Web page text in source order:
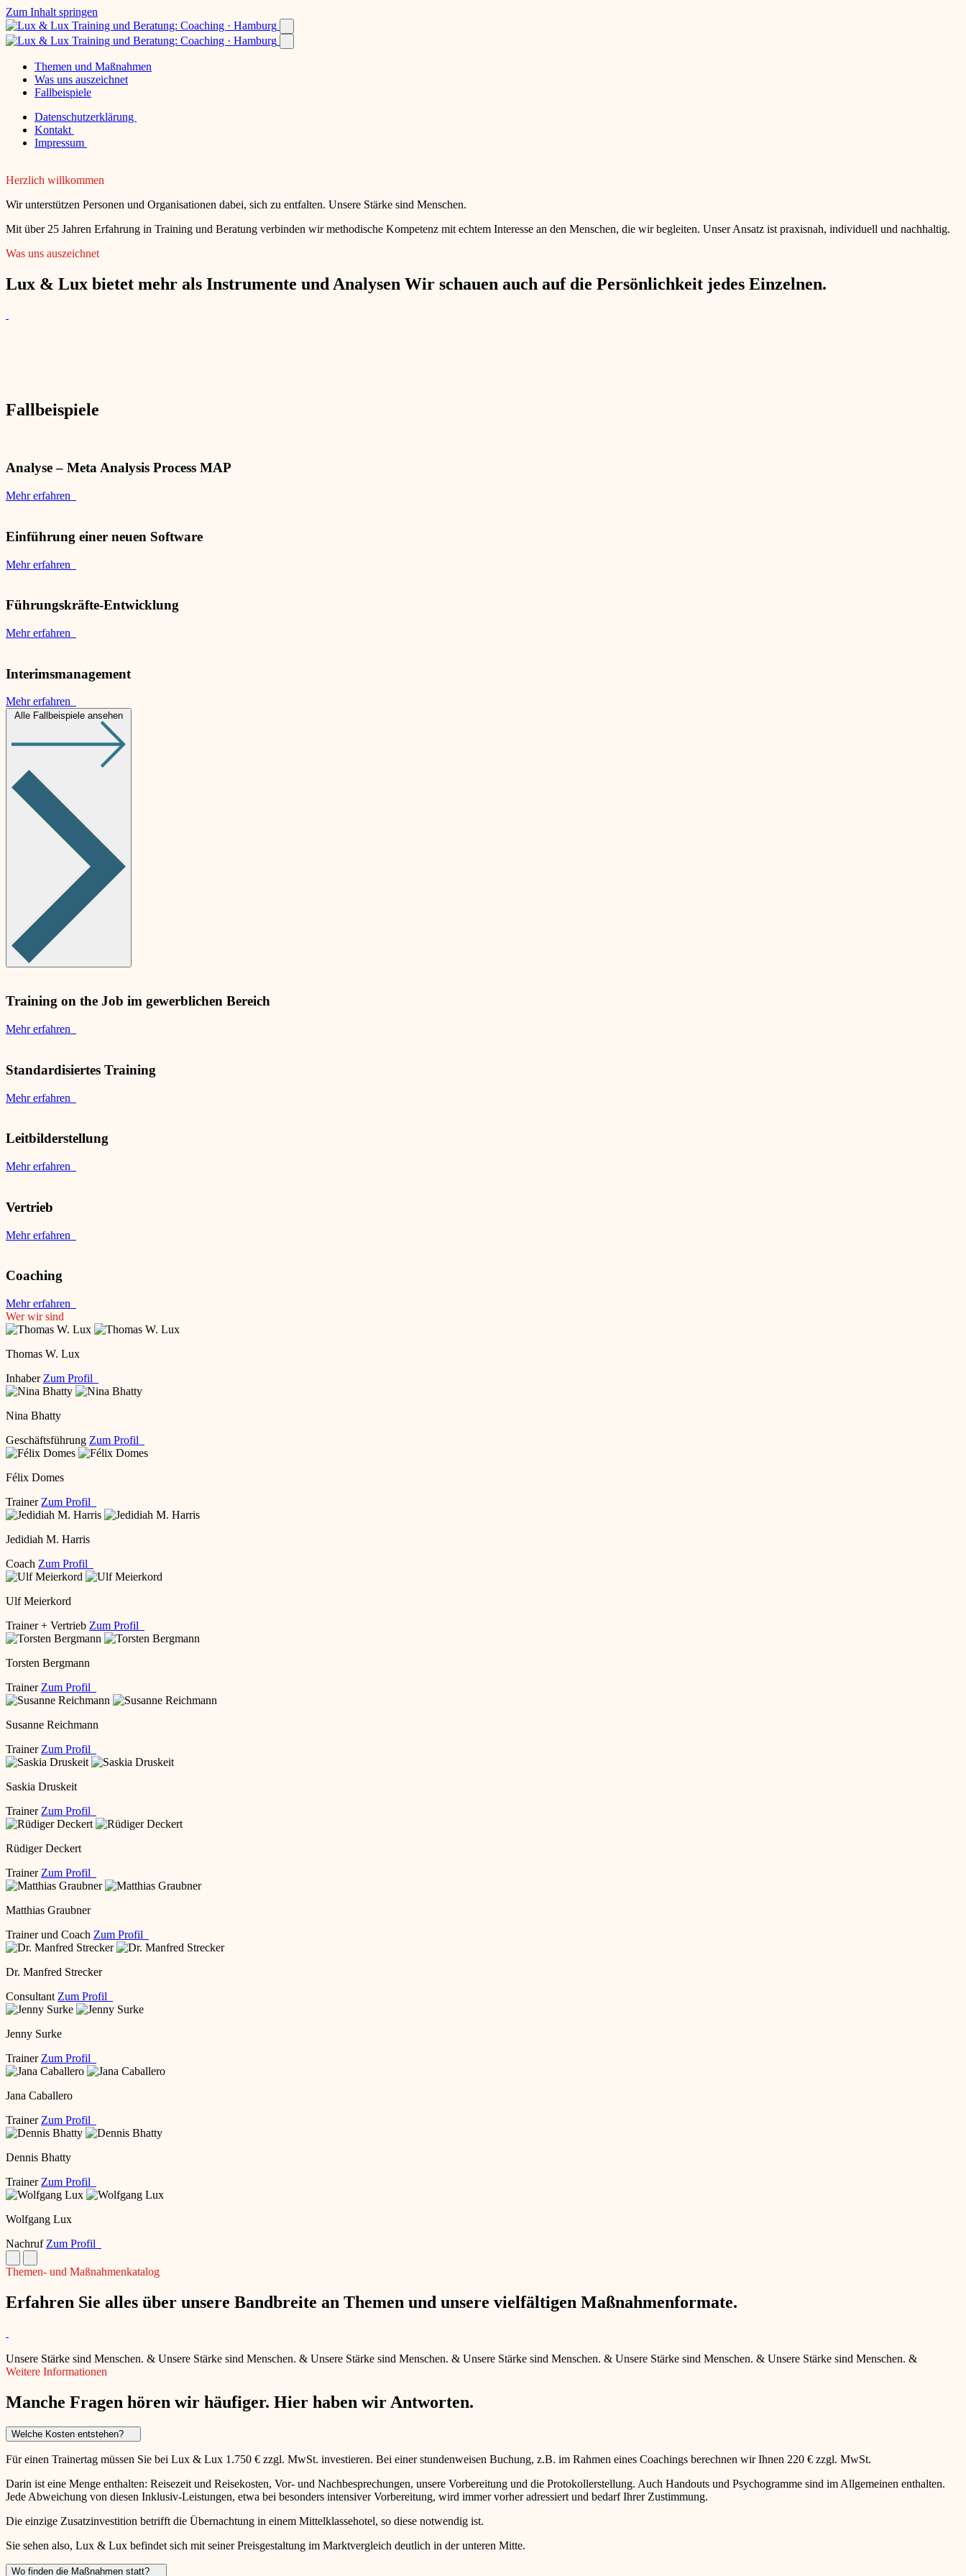
Zum Inhalt springen
Themen und Maßnahmen
Was uns auszeichnet
Fallbeispiele
Datenschutzerklärung
Kontakt
Impressum
Herzlich willkommen
Wir unterstützen Personen und Organisationen dabei, sich zu entfalten. Unsere Stärke sind Menschen.
Mit über 25 Jahren Erfahrung in Training und Beratung verbinden wir methodische Kompetenz mit echtem Interesse an den Menschen, die wir begleiten. Unser Ansatz ist praxisnah, individuell und nachhaltig.
Was uns auszeichnet
Lux & Lux bietet mehr als Instrumente und Analysen Wir schauen auch auf die Persönlichkeit jedes Einzelnen.
Fallbeispiele
Analyse – Meta Analysis Process MAP
Mehr erfahren
Einführung einer neuen Software
Mehr erfahren
Führungskräfte-Entwicklung
Mehr erfahren
Interimsmanagement
Mehr erfahren
Alle Fallbeispiele ansehen
Training on the Job im gewerblichen Bereich
Mehr erfahren
Standardisiertes Training
Mehr erfahren
Leitbilderstellung
Mehr erfahren
Vertrieb
Mehr erfahren
Coaching
Mehr erfahren
Wer wir sind
Thomas W. Lux
Inhaber Zum Profil
Nina Bhatty
Geschäftsführung Zum Profil
Félix Domes
Trainer Zum Profil
Jedidiah M. Harris
Coach Zum Profil
Ulf Meierkord
Trainer + Vertrieb Zum Profil
Torsten Bergmann
Trainer Zum Profil
Susanne Reichmann
Trainer Zum Profil
Saskia Druskeit
Trainer Zum Profil
Rüdiger Deckert
Trainer Zum Profil
Matthias Graubner
Trainer und Coach Zum Profil
Dr. Manfred Strecker
Consultant Zum Profil
Jenny Surke
Trainer Zum Profil
Jana Caballero
Trainer Zum Profil
Dennis Bhatty
Trainer Zum Profil
Wolfgang Lux
Nachruf Zum Profil
Themen- und Maßnahmenkatalog
Erfahren Sie alles über unsere Bandbreite an Themen und unsere vielfältigen Maßnahmenformate.
Unsere Stärke sind Menschen. & Unsere Stärke sind Menschen. & Unsere Stärke sind Menschen. & Unsere Stärke sind Menschen. & Unsere Stärke sind Menschen. & Unsere Stärke sind Menschen. &
Weitere Informationen
Manche Fragen hören wir häufiger. Hier haben wir Antworten.
Welche Kosten entstehen?
Für einen Trainertag müssen Sie bei Lux & Lux 1.750 € zzgl. MwSt. investieren. Bei einer stundenweisen Buchung, z.B. im Rahmen eines Coachings berechnen wir Ihnen 220 € zzgl. MwSt.
Darin ist eine Menge enthalten: Reisezeit und Reisekosten, Vor- und Nachbesprechungen, unsere Vorbereitung und die Protokollerstellung. Auch Handouts und Psychogramme sind im Allgemeinen enthalten.
Jede Abweichung von diesen Inklusiv-Leistungen, etwa bei besonders intensiver Vorbereitung, wird immer vorher adressiert und bedarf Ihrer Zustimmung.
Die einzige Zusatzinvestition betrifft die Übernachtung in einem Mittelklassehotel, so diese notwendig ist.
Sie sehen also, Lux & Lux befindet sich mit seiner Preisgestaltung im Marktvergleich deutlich in der unteren Mitte.
Wo finden die Maßnahmen statt?